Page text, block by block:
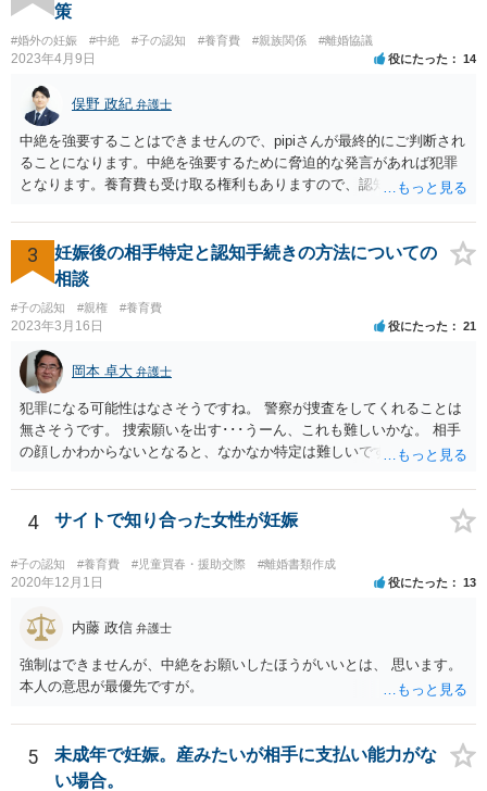
策
#婚外の妊娠 #中絶 #子の認知 #養育費 #親族関係 #離婚協議
2023年4月9日 役にたった 14
俣野 政紀 弁護士
中絶を強要することはできませんので、pipiさんが最終的にご判断され
ることになります。中絶を強要するために脅迫的な発言があれば犯罪
となります。養育費も受け取る権利もありますので、認知等につきお
勧めします。
3
妊娠後の相手特定と認知手続きの方法についての
相談
#子の認知 #親権 #養育費
2023年3月16日 役にたった 21
岡本 卓大 弁護士
犯罪になる可能性はなさそうですね。 警察が捜査をしてくれることは
無さそうです。 捜索願いを出す･･･うーん、これも難しいかな。 相手
の顔しかわからないとなると、なかなか特定は難しいですね。 お役に
4 サイトで知り合った女性が妊娠
#子の認知 #養育費 #児童買春・援助交際 #離婚書類作成
2020年12月1日 役にたった 13
内藤 政信 弁護士
強制はできませんが、中絶をお願いしたほうがいいとは、 思います。
本人の意思が最優先ですが。
5
未成年で妊娠。産みたいが相手に支払い能力がな
い場合。